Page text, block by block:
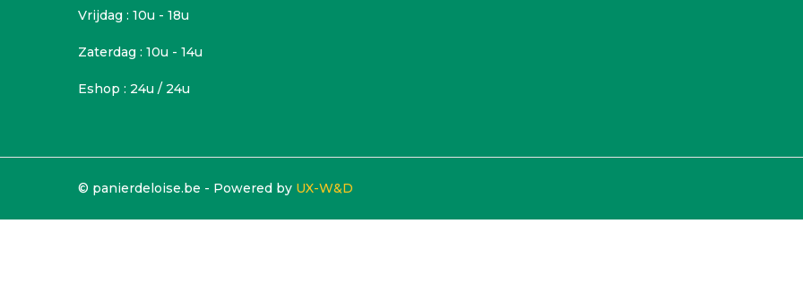
Vrijdag : 10u - 18u
Zaterdag : 10u - 14u
Eshop : 24u / 24u
© panierdeloise.be - Powered by UX-W&D